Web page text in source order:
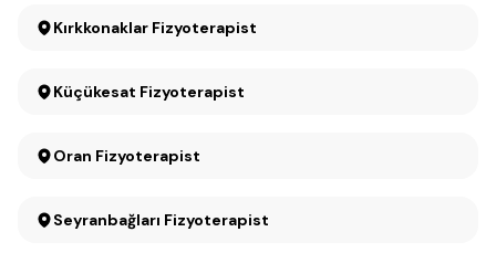
Kırkkonaklar Fizyoterapist
Küçükesat Fizyoterapist
Oran Fizyoterapist
Seyranbağları Fizyoterapist